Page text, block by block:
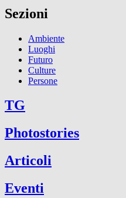
Sezioni
Ambiente
Luoghi
Futuro
Culture
Persone
TG
Photostories
Articoli
Eventi